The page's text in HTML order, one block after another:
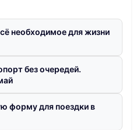
необходимое для жизни
без очередей.
форму для поездки в